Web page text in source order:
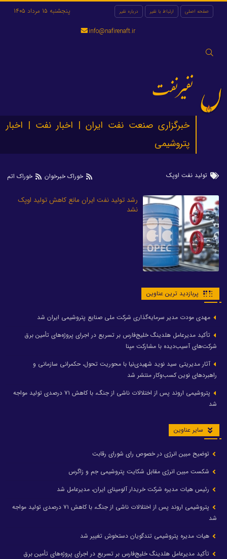
صفحه اصلی ارتباط با نفیر درباره نفیر
جستجو
پنجشنبه 15 مرداد 1405
info@nafirenaft.ir
نفیرنفت
خبرگزاری صنعت نفت ایران | اخبار نفت | اخبار
پتروشیمی
تولید نفت اوپک خوراک خبرخوان خوراک اتم
رشد تولید نفت ایران مانع کاهش تولید اوپک
نشد
پربازدید ترین عناوین
مهدی مودت مدیر سرمایه‌گذاری شرکت ملی صنایع پتروشیمی ایران شد
تأکید مدیرعامل هلدینگ خلیج‌فارس بر تسریع در اجرای پروژه‌های تأمین برق
شرکت‌های آسیب‌دیده با مشارکت مپنا
آثار مدیریتی سید نوید شهیدی‌نیا با محوریت تحول، حکمرانی سازمانی و
راهبردهای نوین کسب‌وکار منتشر شد
پتروشیمی اروند پس از اختلالات ناشی از جنگ، با کاهش ۷۱ درصدی تولید مواجه
شد
سایر عناوین
توضیح مبین انرژی در خصوص رای شورای رقابت
شکست مبین انرژی مقابل شکایت پتروشیمی جم و زاگرس
رئیس هیات مدیره شرکت خریدار آلومینای ایران، مدیرعامل شد
پتروشیمی اروند پس از اختلالات ناشی از جنگ، با کاهش ۷۱ درصدی تولید مواجه
شد
هیات مدیره پتروشیمی تندگویان دستخوش تغییر شد
تأکید مدیرعامل هلدینگ خلیج‌فارس بر تسریع در اجرای پروژه‌های تأمین برق